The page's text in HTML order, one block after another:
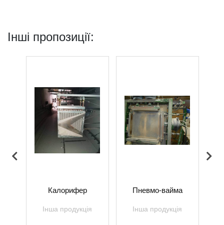
Інші пропозиції:
Калорифер
Інша продукція
Пневмо-вайма
Інша продукція